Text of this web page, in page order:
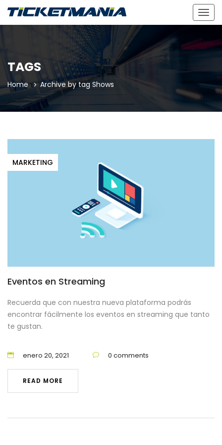
TAGS
Home Archive by tag Shows
MARKETING
Eventos en Streaming
Recuerda que con nuestra nueva plataforma podrás
encontrar fácilmente los eventos en streaming que tanto
te gustan.
enero 20, 2021 0 comments
READ MORE